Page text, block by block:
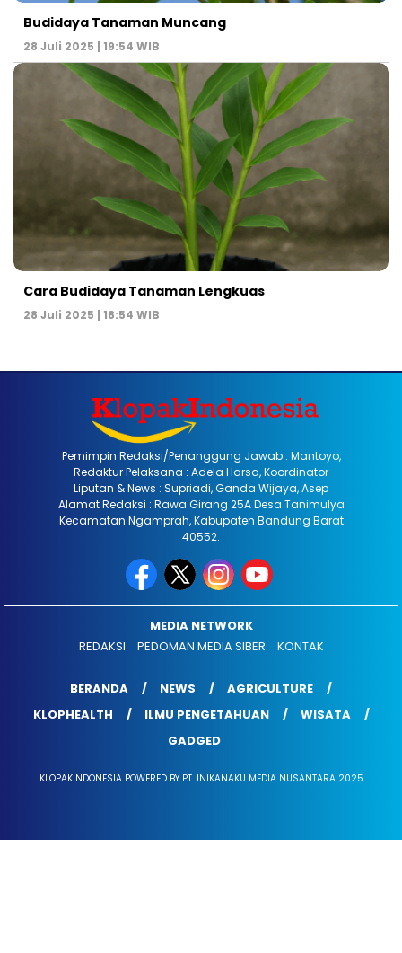
Budidaya Tanaman Muncang
28 Juli 2025 | 19:54 WIB
Cara Budidaya Tanaman Lengkuas
28 Juli 2025 | 18:54 WIB
Pemimpin Redaksi/Penanggung Jawab : Mantoyo,
Redaktur Pelaksana : Adela Harsa, Koordinator
Liputan & News : Supriadi, Ganda Wijaya, Asep
Alamat Redaksi : Rawa Girang 25A Desa Tanimulya
Kecamatan Ngamprah, Kabupaten Bandung Barat
40552.
MEDIA NETWORK
REDAKSI
PEDOMAN MEDIA SIBER KONTAK
BERANDA NEWS
AGRICULTURE
KLOPHEALTH
ILMU PENGETAHUAN
WISATA
GADGED
KLOPAKINDONESIA POWERED BY PT. INIKANAKU MEDIA NUSANTARA 2025